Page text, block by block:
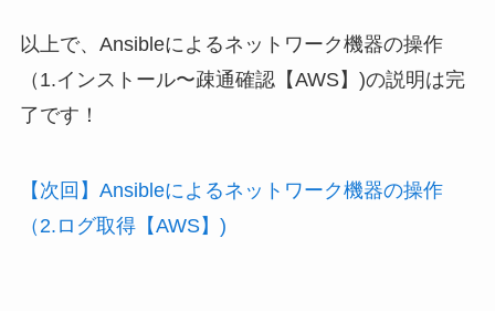
以上で、Ansibleによるネットワーク機器の操作
（1.インストール〜疎通確認【AWS】)の説明は完
了です！
【次回】Ansibleによるネットワーク機器の操作
（2.ログ取得【AWS】)